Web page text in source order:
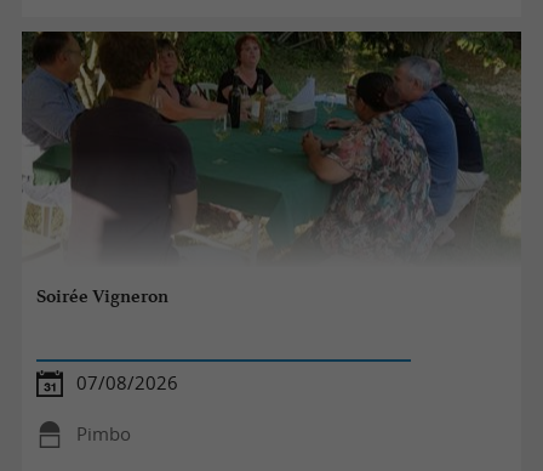
Soirée Vigneron
07/08/2026
Pimbo